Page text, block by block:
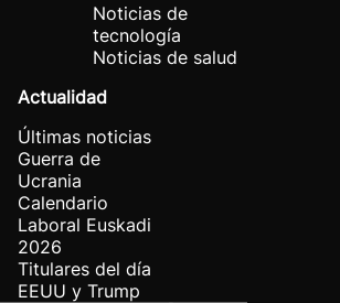
Noticias de
tecnología
Noticias de salud
Actualidad
Últimas noticias
Guerra de
Ucrania
Calendario
Laboral Euskadi
2026
Titulares del día
EEUU y Trump